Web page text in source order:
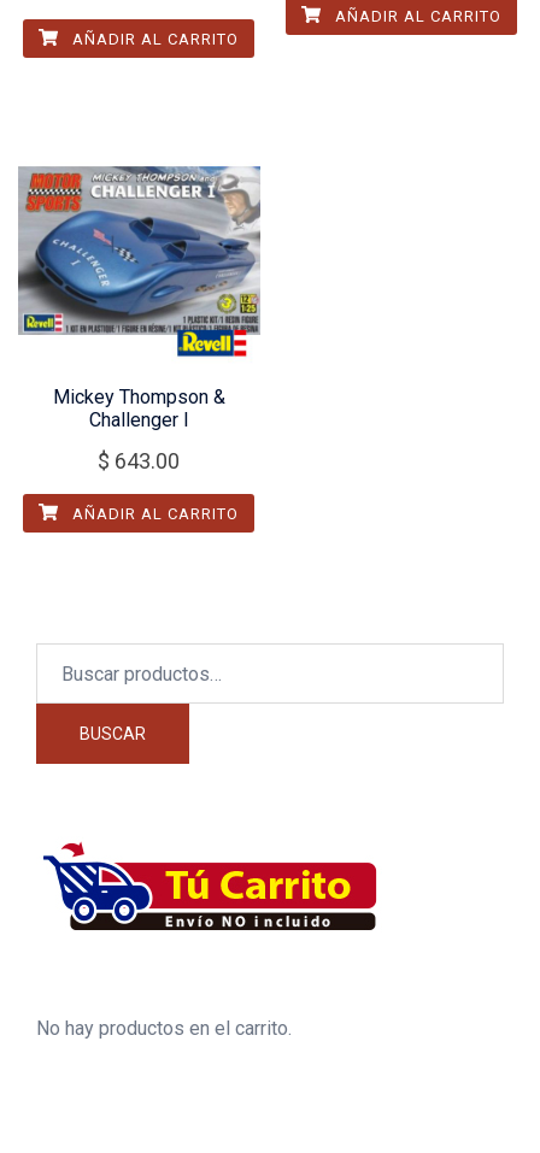
AÑADIR AL CARRITO
AÑADIR AL CARRITO
Mickey Thompson &
Challenger I
$ 643.00
AÑADIR AL CARRITO
BUSCAR
No hay productos en el carrito.